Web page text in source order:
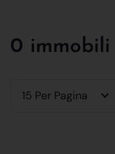
0
15 Per Pagina